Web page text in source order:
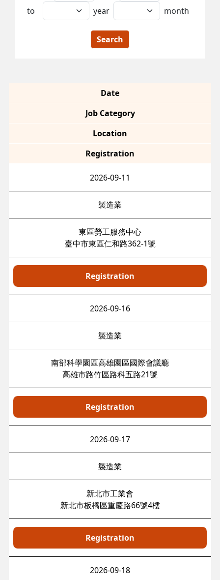
to
year month
Search
Date
Job Category
Location
Registration
2026-09-11
製造業
東區勞工服務中心
臺中市東區仁和路362-1號
Registration
2026-09-16
製造業
南部科學園區高雄園區國際會議廳
高雄市路竹區路科五路21號
Registration
2026-09-17
製造業
新北市工業會
新北市板橋區重慶路66號4樓
Registration
2026-09-18